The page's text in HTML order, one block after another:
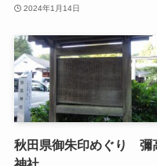
2024年1月14日
秋田県御朱印めぐり 彌